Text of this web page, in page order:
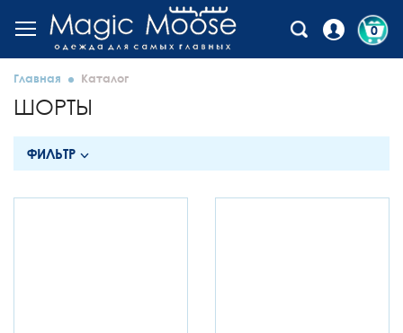
0
Главная Каталог
ШОРТЫ
ФИЛЬТР